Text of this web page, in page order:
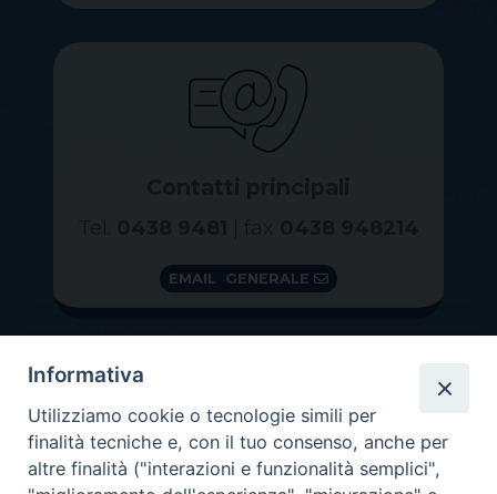
EMAIL GENERALE
Informativa
Utilizziamo cookie o tecnologie simili per
finalità tecniche e, con il tuo consenso, anche per
altre finalità ("interazioni e funzionalità semplici",